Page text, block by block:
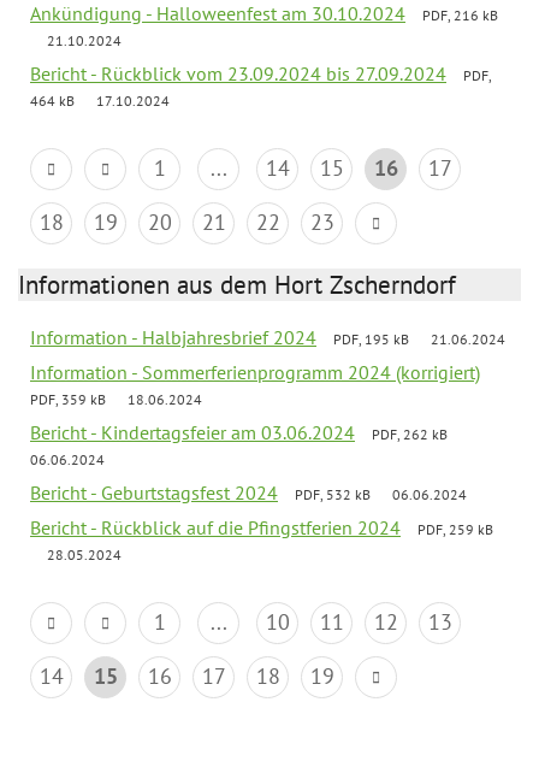
Ankündigung - Halloweenfest am 30.10.2024
PDF, 216 kB
21.10.2024
Bericht - Rückblick vom 23.09.2024 bis 27.09.2024
PDF,
464 kB
17.10.2024
1 ... 14 15 16
17
18
19 20 21 22 23
Informationen aus dem Hort Zscherndorf
Information - Halbjahresbrief 2024 PDF, 195 kB 21.06.2024
Information - Sommerferienprogramm 2024 (korrigiert)
PDF, 359 kB 18.06.2024
Bericht - Kindertagsfeier am 03.06.2024
PDF, 262 kB
06.06.2024
Bericht - Geburtstagsfest 2024 PDF, 532 kB 06.06.2024
Bericht - Rückblick auf die Pfingstferien 2024
PDF, 259 kB
28.05.2024
1 ... 10 11 12
13
14
15 16 17 18 19